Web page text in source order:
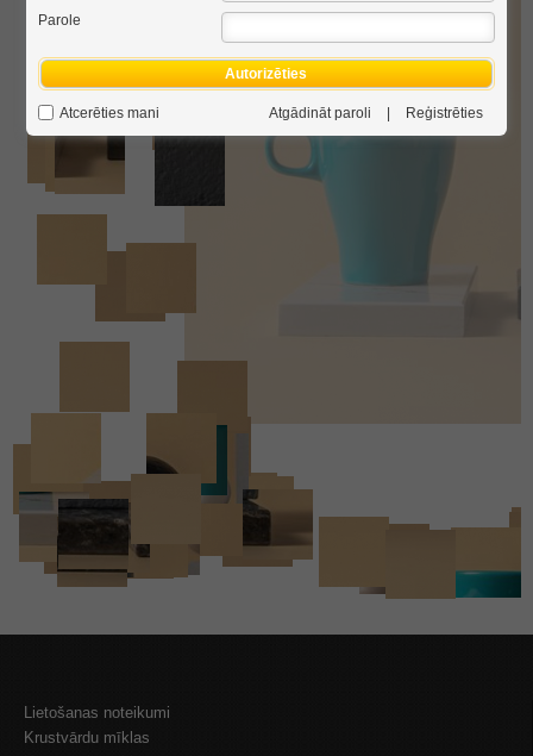
Lietošanas noteikumi
Krustvārdu mīklas
Parole
Autorizēties
Atcerēties mani Atgādināt paroli Reģistrēties